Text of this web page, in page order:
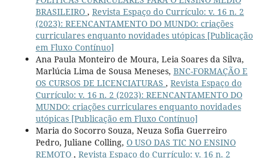
BRASILEIRO , Revista Espaço do Currículo: v. 16 n. 2
(2023): REENCANTAMENTO DO MUNDO: criações
curriculares enquanto novidades utópicas [Publicação
em Fluxo Contínuo]
Ana Paula Monteiro de Moura, Leia Soares da Silva,
Marlúcia Lima de Sousa Meneses, BNC-FORMAÇÃO E
OS CURSOS DE LICENCIATURAS , Revista Espaço do
Currículo: v. 16 n. 2 (2023): REENCANTAMENTO DO
MUNDO: criações curriculares enquanto novidades
utópicas [Publicação em Fluxo Contínuo]
Maria do Socorro Souza, Neuza Sofia Guerreiro
Pedro, Juliane Colling, O USO DAS TIC NO ENSINO
REMOTO , Revista Espaço do Currículo: v. 16 n. 2